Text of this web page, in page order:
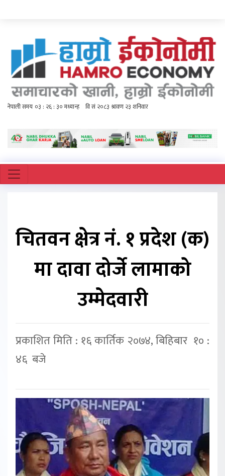
चितवन क्षेत्र नं. १ प्रदेश (क)
मा दावा दोर्जे लामाको
उम्मेदवारी
प्रकाशित मिति : १६ कार्तिक २०७४, बिहिबार १० :
४६ बजे